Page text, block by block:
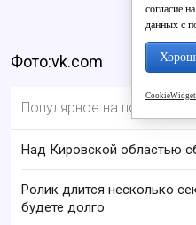
Фото:vk.com
Популярное на портале
Над Кировской областью
Ролик длится несколько
будете долго
согласие
данных с
CookieWidget